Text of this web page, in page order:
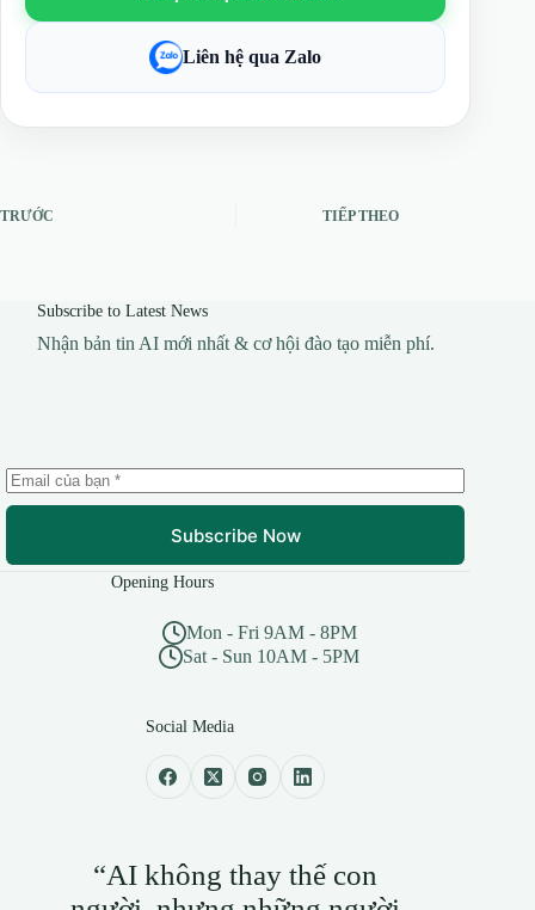
Liên hệ qua Zalo
TRƯỚC TIẾP THEO
Subscribe to Latest News
Nhận bản tin AI mới nhất & cơ hội đào tạo miễn phí.
Subscribe Now
Opening Hours
Mon - Fri 9AM - 8PM
Sat - Sun 10AM - 5PM
Social Media
“AI không thay thế con